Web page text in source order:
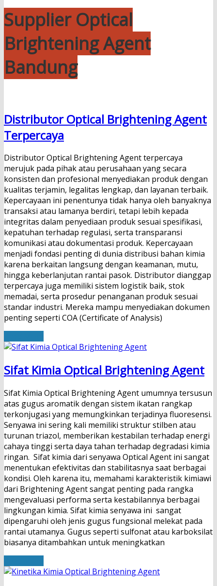
Supplier Optical
Brightening Agent
Bandung
Distributor Optical Brightening Agent
Terpercaya
Distributor Optical Brightening Agent terpercaya
merujuk pada pihak atau perusahaan yang secara
konsisten dan profesional menyediakan produk dengan
kualitas terjamin, legalitas lengkap, dan layanan terbaik.
Kepercayaan ini penentunya tidak hanya oleh banyaknya
transaksi atau lamanya berdiri, tetapi lebih kepada
integritas dalam penyediaan produk sesuai spesifikasi,
kepatuhan terhadap regulasi, serta transparansi
komunikasi atau dokumentasi produk. Kepercayaan
menjadi fondasi penting di dunia distribusi bahan kimia
karena berkaitan langsung dengan keamanan, mutu,
hingga keberlanjutan rantai pasok. Distributor dianggap
terpercaya juga memiliki sistem logistik baik, stok
memadai, serta prosedur penanganan produk sesuai
standar industri. Mereka mampu menyediakan dokumen
penting seperti COA (Certificate of Analysis)
Sifat Kimia Optical Brightening Agent
Sifat Kimia Optical Brightening Agent umumnya tersusun
atas gugus aromatik dengan sistem ikatan rangkap
terkonjugasi yang memungkinkan terjadinya fluoresensi.
Senyawa ini sering kali memiliki struktur stilben atau
turunan triazol, memberikan kestabilan terhadap energi
cahaya tinggi serta daya tahan terhadap degradasi kimia
ringan. Sifat kimia dari senyawa Optical Agent ini sangat
menentukan efektivitas dan stabilitasnya saat berbagai
kondisi. Oleh karena itu, memahami karakteristik kimiawi
dari Brightening Agent sangat penting pada rangka
mengevaluasi performa serta kestabilannya berbagai
lingkungan kimia. Sifat kimia senyawa ini sangat
dipengaruhi oleh jenis gugus fungsional melekat pada
rantai utamanya. Gugus seperti sulfonat atau karboksilat
biasanya ditambahkan untuk meningkatkan